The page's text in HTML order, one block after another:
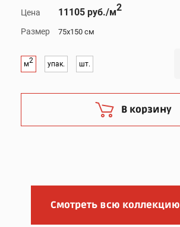
Цена 11105 руб./м2
Размер 75x150 см
м2 упак. шт.
В корзину
Смотреть всю коллекцию